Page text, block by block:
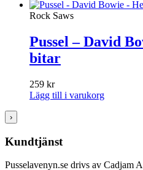
Rock Saws
Pussel – David
bitar
259 kr
Lägg till i varukorg
›
Kundtjänst
Pusselavenyn.se drivs av Cadjam